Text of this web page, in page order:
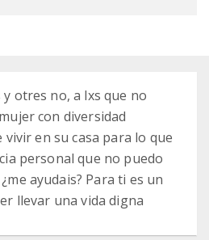
otres no, a lxs que no
con diversidad
en su casa para lo que
personal que no puedo
ayudais? Para ti es un
llevar una vida digna